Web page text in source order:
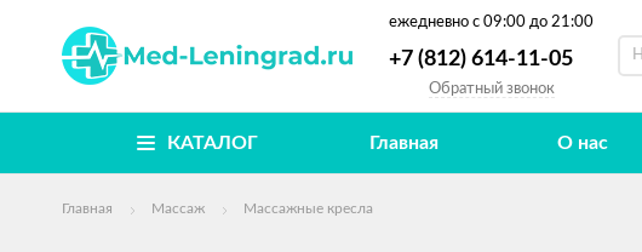
ежедневно с 09:00 до 21:00
+7 (812) 614-11-05
Обратный звонок
КАТАЛОГ Главная О нас
Главная Массаж Массажные кресла